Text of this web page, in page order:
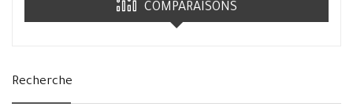
COMPARAISONS
Recherche